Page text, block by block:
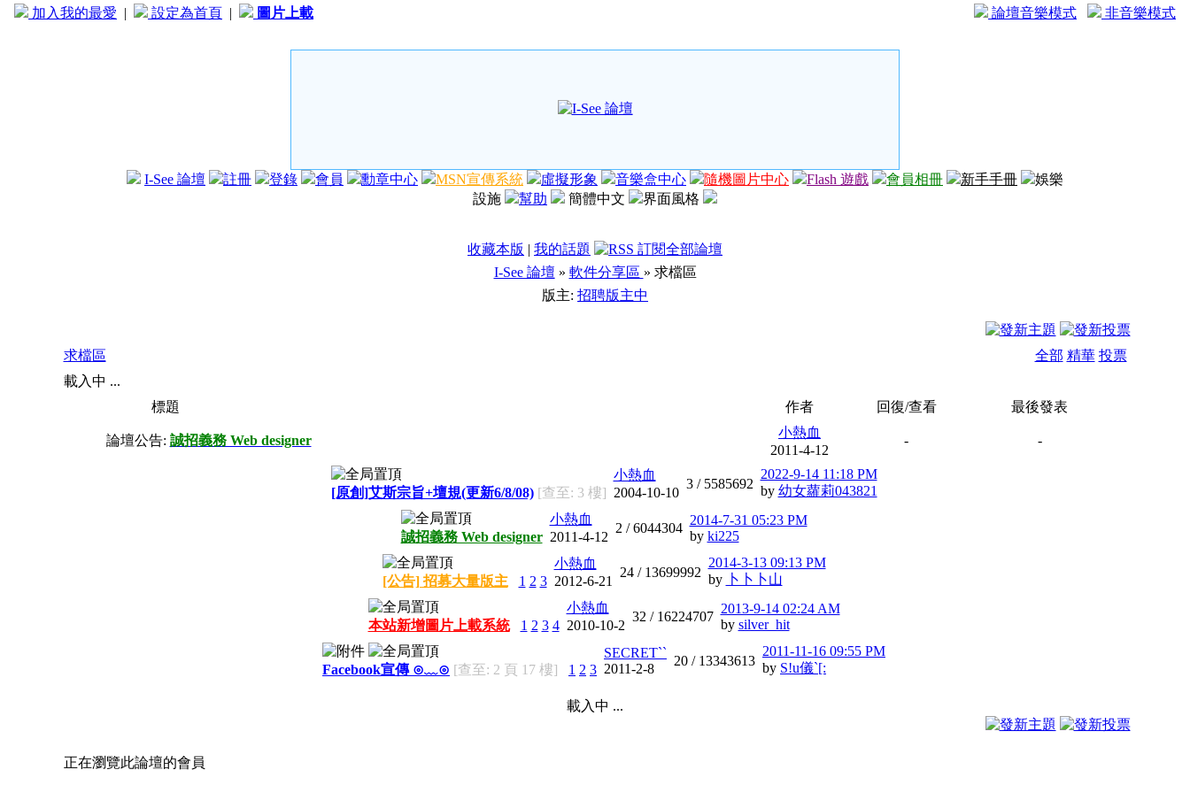
加入我的最愛 | 設定為首頁 | 圖片上載 論壇音樂模式 非音樂模式
I-See 論壇 註冊 登錄 會員 勳章中心 MSN宣傳系統 虛擬形象 音樂盒中心 隨機圖片中心 Flash 遊戲 會員相冊 新手手冊
娛樂
設施
幫助 簡體中文 界面風格
收藏本版 | 我的話題
I-See 論壇 » 軟件分享區 » 求檔區
版主: 招聘版主中
求檔區 全部 精華 投票
載入中 ...
標題
作者 回復/查看 最後發表
論壇公告: 誠招義務 Web designer
小熱血
2011-4-12
- -
[原創]艾斯宗旨+壇規(更新6/8/08) [查至: 3 樓]
小熱血
2004-10-10
3 / 5585692
2022-9-14 11:18 PM
by 幼女蘿莉043821
誠招義務 Web designer
小熱血
2011-4-12
2 /6044304
2014-7-31 05:23 PM
by ki225
[公告] 招募大量版主 1 2 3
小熱血
2012-6-21
24 / 13699992
2014-3-13 09:13 PM
by
卜卜卜山
本站新增圖片上載系統 1 2 3 4
小熱血
2010-10-2
32 / 16224707
2013-9-14 02:24 AM
by silver_hit
Facebook宣傳 ⊙﹏⊙ [查至: 2 頁 17 樓] 1 2 3
SECRET``
2011-2-8
20 / 13343613
2011-11-16 09:55 PM
by S!u儀`[:
載入中 ...
正在瀏覽此論壇的會員